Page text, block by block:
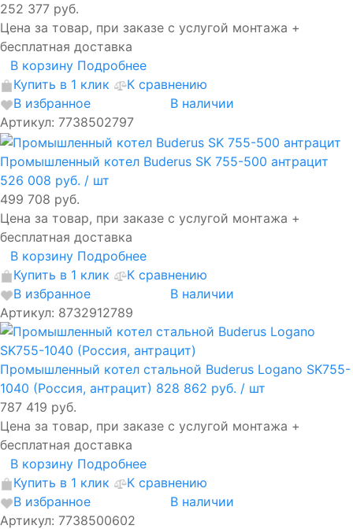
252 377 руб.
Цена за товар, при заказе с услугой монтажа +
бесплатная доставка
В корзину Подробнее
Купить в 1 клик
К сравнению
В избранное
В наличии
Артикул: 7738502797
Промышленный котел Buderus SK 755-500 антрацит
526 008 руб. / шт
499 708 руб.
Цена за товар, при заказе с услугой монтажа +
бесплатная доставка
В корзину Подробнее
Купить в 1 клик
К сравнению
В избранное
В наличии
Артикул: 8732912789
Промышленный котел стальной Buderus Logano SK755-
1040 (Россия, антрацит) 828 862 руб. / шт
787 419 руб.
Цена за товар, при заказе с услугой монтажа +
бесплатная доставка
В корзину Подробнее
Купить в 1 клик
К сравнению
В избранное
В наличии
Артикул: 7738500602